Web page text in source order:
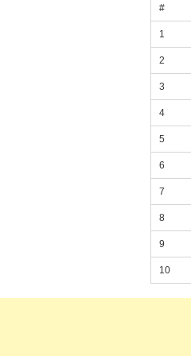
#
1
2
3
4
5
6
7
8
9
10